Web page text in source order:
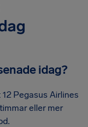
idag?
Pegasus Airlines
eller mer